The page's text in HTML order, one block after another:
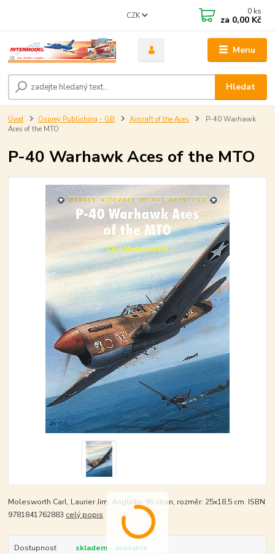
Menu
CZK
Hledat
0 ks
za 0,00 Kč
Úvod Osprey Publishing - GB Aircraft of the Aces
P-40 Warhawk
Aces of the MTO
P-40 Warhawk Aces of the MTO
Molesworth Carl, Laurier Jim. Anglicky, 96 stran, rozměr: 25x18,5 cm. ISBN
9781841762883 celý popis
Dostupnost skladem - available